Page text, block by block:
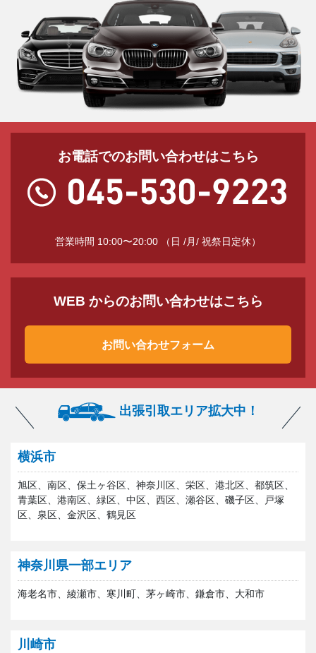
お電話でのお問い合わせはこちら
営業時間 10:00〜20:00 （日 /月/ 祝祭日定休）
WEB からのお問い合わせはこちら
お問い合わせフォーム
出張引取エリア拡大中！
横浜市
旭区、南区、保土ヶ谷区、神奈川区、栄区、港北区、都筑区、
青葉区、港南区、緑区、中区、西区、瀬谷区、磯子区、戸塚
区、泉区、金沢区、鶴見区
神奈川県一部エリア
海老名市、綾瀬市、寒川町、茅ヶ崎市、鎌倉市、大和市
川崎市